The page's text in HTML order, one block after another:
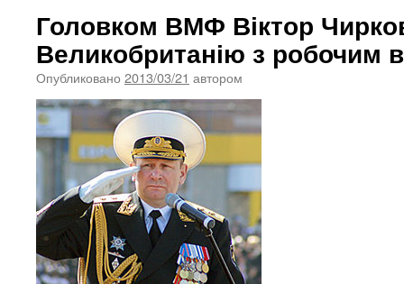
Головком ВМФ Віктор
Великобританію з робочим
Опубликовано 2013/03/21 автором